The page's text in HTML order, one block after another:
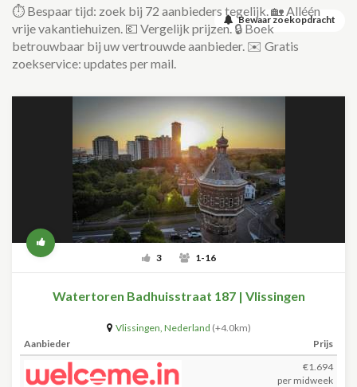
Bewaar zoekopdracht
⏱️ Bespaar tijd: zoek bij 72 aanbieders tegelijk. 🏡 Alléén
vrije vakantiehuizen. 💶 Vergelijk prijzen. 🔒 Boek
betrouwbaar bij uw vertrouwde aanbieder. ✉️ Gratis
zoekservice: updates per mail.
3 1-16
Watertoren Badhuisstraat 187 | Vlissingen
Vlissingen, Nederland (+4.0km)
Aanbieder
Prijs
€1.694
per midweek